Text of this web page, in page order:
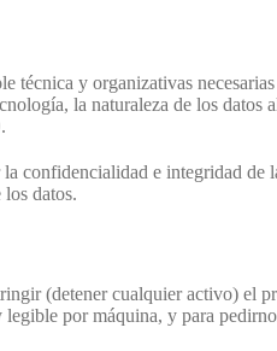
y organizativas
la naturaleza de los datos
confidencialidad e integridad
datos.
(detener cualquier activo) el
por máquina, y para